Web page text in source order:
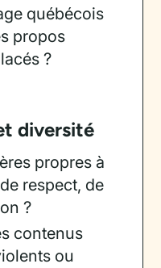
québécois
propos
?
diversité
propres à
respect, de
?
contenus
ou